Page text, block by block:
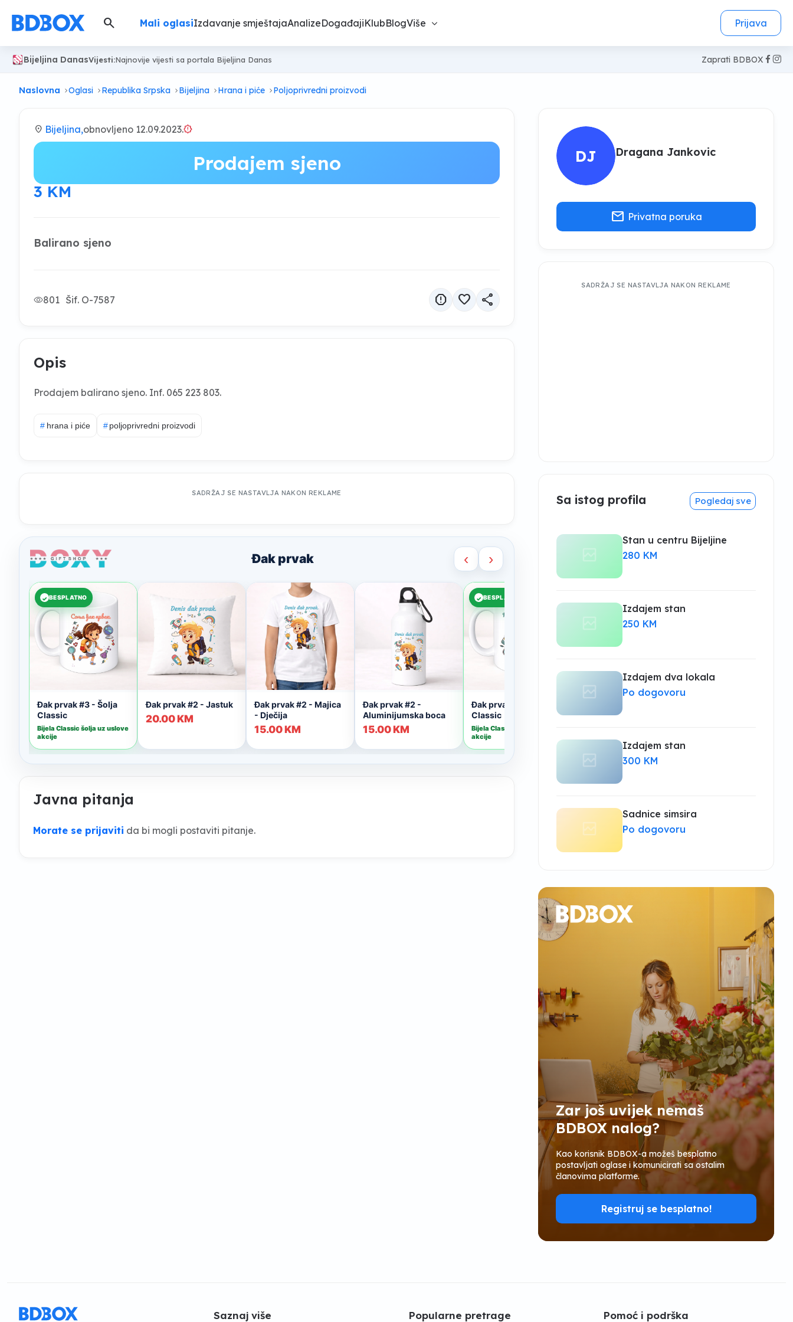
search Mali oglasiIzdavanje smještajaAnalizeDogađajiKlubBlogViše Prijava
Bijeljina DanasVijesti:Najnovije vijesti sa portala Bijeljina Danas Zaprati BDBOX
Naslovna Oglasi Republika Srpska Bijeljina Hrana i piće Poljoprivredni proizvodi
location_on Bijeljina,obnovljeno 12.09.2023.brightness_alert
Prodajem sjeno
3 KM
Balirano sjeno
801 Šif. O-7587 report favorite share
Opis
Prodajem balirano sjeno. Inf. 065 223 803.
# hrana i piće # poljoprivredni proizvodi
SADRŽAJ SE NASTAVLJA NAKON REKLAME
Javna pitanja
Morate se prijaviti da bi mogli postaviti pitanje.
DJ Dragana Jankovic
mail Privatna poruka
SADRŽAJ SE NASTAVLJA NAKON REKLAME
Sa istog profila Pogledaj sve
Stan u centru Bijeljine
280 KM
Izdajem stan
250 KM
Izdajem dva lokala
Po dogovoru
Izdajem stan
300 KM
Sadnice simsira
Po dogovoru
Zar još uvijek nemaš
BDBOX nalog?
Kao korisnik BDBOX-a možeš besplatno
postavljati oglase i komunicirati sa ostalim
članovima platforme.
Registruj se besplatno!
Saznaj više Popularne pretrage Pomoć i podrška